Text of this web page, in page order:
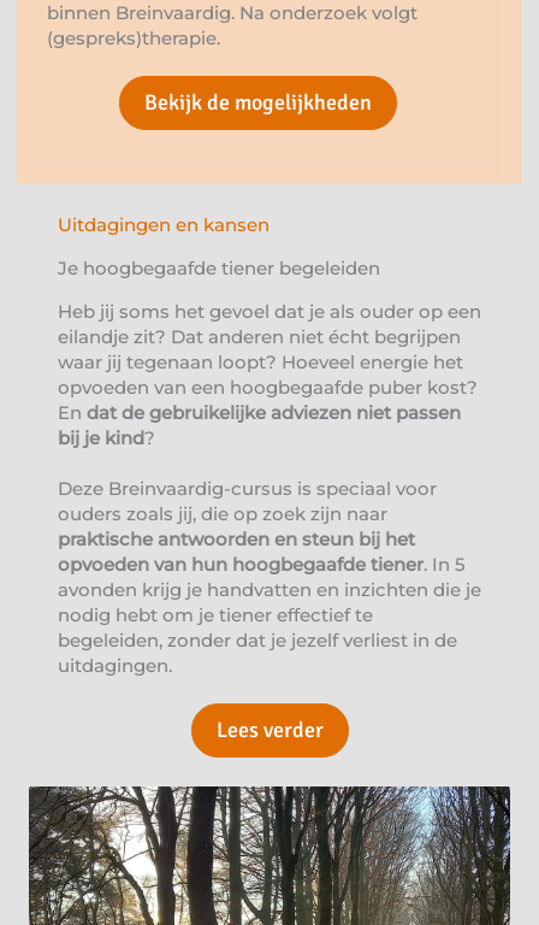
binnen Breinvaardig. Na onderzoek volgt
(gespreks)therapie.
Bekijk de mogelijkheden
Uitdagingen en kansen
Je hoogbegaafde tiener begeleiden
Heb jij soms het gevoel dat je als ouder op een
eilandje zit? Dat anderen niet écht begrijpen
waar jij tegenaan loopt? Hoeveel energie het
opvoeden van een hoogbegaafde puber kost?
En dat de gebruikelijke adviezen niet passen
bij je kind?
Deze Breinvaardig-cursus is speciaal voor
ouders zoals jij, die op zoek zijn naar
praktische antwoorden en steun bij het
opvoeden van hun hoogbegaafde tiener. In 5
avonden krijg je handvatten en inzichten die je
nodig hebt om je tiener effectief te
begeleiden, zonder dat je jezelf verliest in de
uitdagingen.
Lees verder